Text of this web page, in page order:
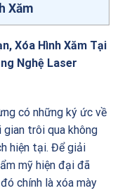
Xăm
Xóa Hình Xăm Tại
Nghệ Laser
có những ký ức về
gian trôi qua không
hiện tại. Để giải
mỹ hiện đại đã
chính là xóa mày